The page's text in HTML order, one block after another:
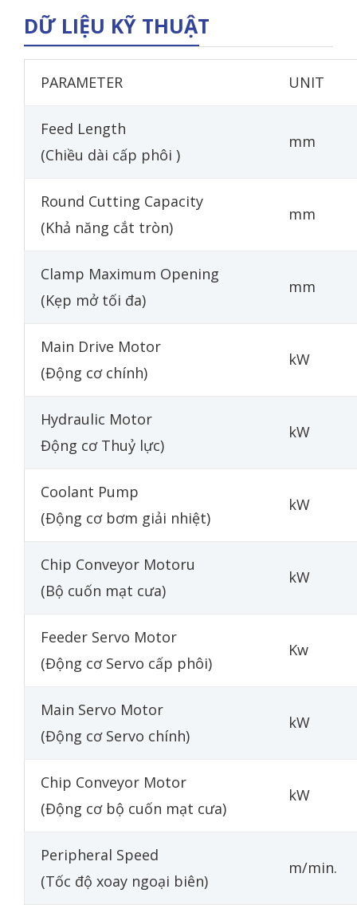
DỮ LIỆU KỸ THUẬT
PARAMETER UNIT
Feed Length
(Chiều dài cấp phôi )
mm
Round Cutting Capacity
(Khả năng cắt tròn)
mm
Clamp Maximum Opening
(Kẹp mở tối đa)
mm
Main Drive Motor
(Động cơ chính)
kW
Hydraulic Motor
Động cơ Thuỷ lực)
kW
Coolant Pump
(Động cơ bơm giải nhiệt)
kW
Chip Conveyor Motoru
(Bộ cuốn mạt cưa)
kW
Feeder Servo Motor
(Động cơ Servo cấp phôi)
Kw
Main Servo Motor
(Động cơ Servo chính)
kW
Chip Conveyor Motor
(Động cơ bộ cuốn mạt cưa)
kW
Peripheral Speed
(Tốc độ xoay ngoại biên)
m/min.